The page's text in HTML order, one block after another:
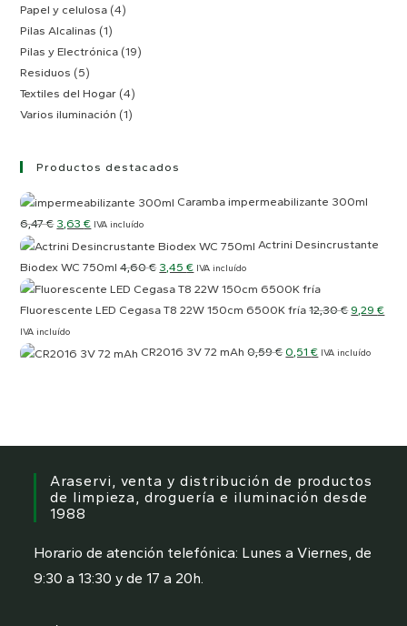
Papel y celulosa (4)
Pilas Alcalinas (1)
Pilas y Electrónica (19)
Residuos (5)
Textiles del Hogar (4)
Varios iluminación (1)
Productos destacados
Caramba impermeabilizante 300ml
6,47€ El
precio
original
era:
6,47 €.
3,63€El
precio
actual
es:
3,63 €.
IVA incluído
Actrini Desincrustante
Biodex WC 750ml 4,60€ El
precio
original
4,60 €.
3,45€El
precio
actual
3,45 €.
IVA incluído
Fluorescente LED Cegasa T8 22W 150cm 6500K fría 12,30€El
original
9,29€El
IVA incluído
CR2016 3V 72 mAh 0,59€ El
0,59 €.
0,51€El
0,51 €.
IVA incluído
Araservi, venta y distribución de productos
de limpieza, droguería e iluminación desde
1988
Horario de atención telefónica: Lunes a Viernes, de
9:30 a 13:30 y de 17 a 20h.